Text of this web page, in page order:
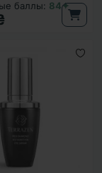
баллы: 84✦